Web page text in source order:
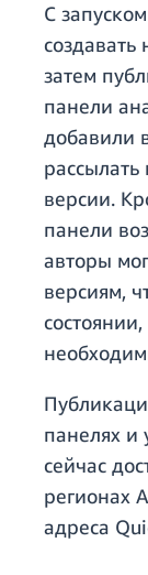
С
затем
панели
добавили
версии.
панели
авторы
версиям,
панелях и
сейчас
регионах
адреса